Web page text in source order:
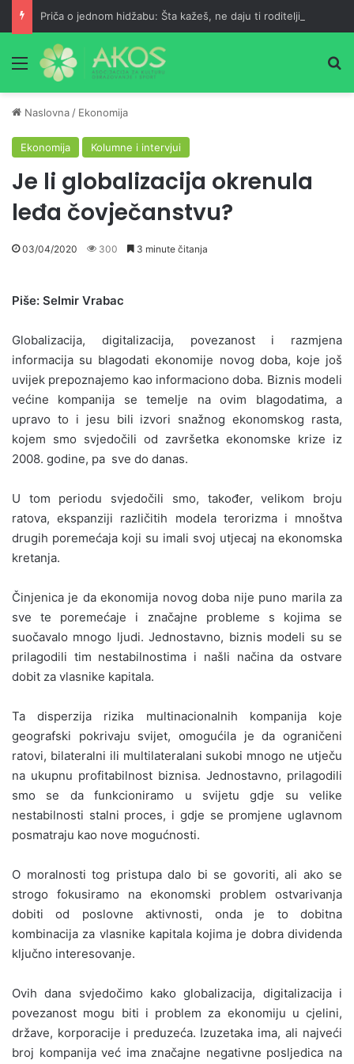
Priča o jednom hidžabu: Šta kažeš, ne daju ti roditelji?
Meni
Naslovna / Ekonomija
Ekonomija Kolumne i intervjui
Je li globalizacija okrenula
leđa čovječanstvu?
03/04/2020 300 3 minute čitanja
Piše: Selmir Vrabac
Globalizacija, digitalizacija, povezanost i razmjena
informacija su blagodati ekonomije novog doba, koje još
uvijek prepoznajemo kao informaciono doba. Biznis modeli
većine kompanija se temelje na ovim blagodatima, a
upravo to i jesu bili izvori snažnog ekonomskog rasta,
kojem smo svjedočili od završetka ekonomske krize iz
2008. godine, pa sve do danas.
U tom periodu svjedočili smo, također, velikom broju
ratova, ekspanziji različitih modela terorizma i mnoštva
drugih poremećaja koji su imali svoj utjecaj na ekonomska
kretanja.
Činjenica je da ekonomija novog doba nije puno marila za
sve te poremećaje i značajne probleme s kojima se
suočavalo mnogo ljudi. Jednostavno, biznis modeli su se
prilagodili tim nestabilnostima i našli načina da ostvare
dobit za vlasnike kapitala.
Ta disperzija rizika multinacionalnih kompanija koje
geografski pokrivaju svijet, omogućila je da ograničeni
ratovi, bilateralni ili multilateralani sukobi mnogo ne utječu
na ukupnu profitabilnost biznisa. Jednostavno, prilagodili
smo se da funkcioniramo u svijetu gdje su velike
nestabilnosti stalni proces, i gdje se promjene uglavnom
posmatraju kao nove mogućnosti.
O moralnosti tog pristupa dalo bi se govoriti, ali ako se
strogo fokusiramo na ekonomski problem ostvarivanja
dobiti od poslovne aktivnosti, onda je to dobitna
kombinacija za vlasnike kapitala kojima je dobra dividenda
ključno interesovanje.
Ovih dana svjedočimo kako globalizacija, digitalizacija i
povezanost mogu biti i problem za ekonomiju u cjelini,
države, korporacije i preduzeća. Izuzetaka ima, ali najveći
broj kompanija već ima značajne negativne posljedica na